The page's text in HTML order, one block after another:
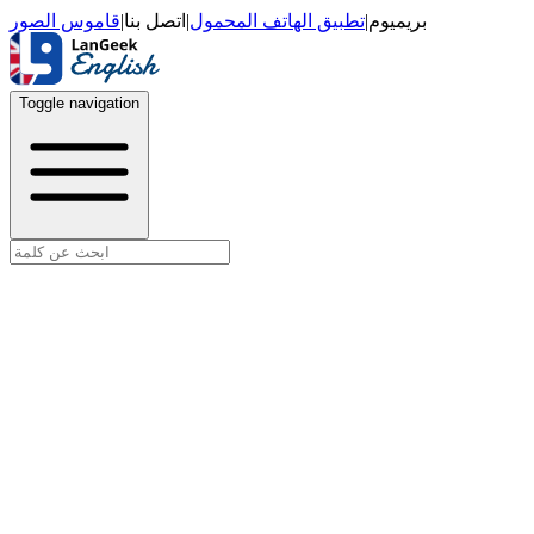
بريميوم|تطبيق الهاتف المحمول| اتصل بنا|قاموس الصور
Toggle navigation